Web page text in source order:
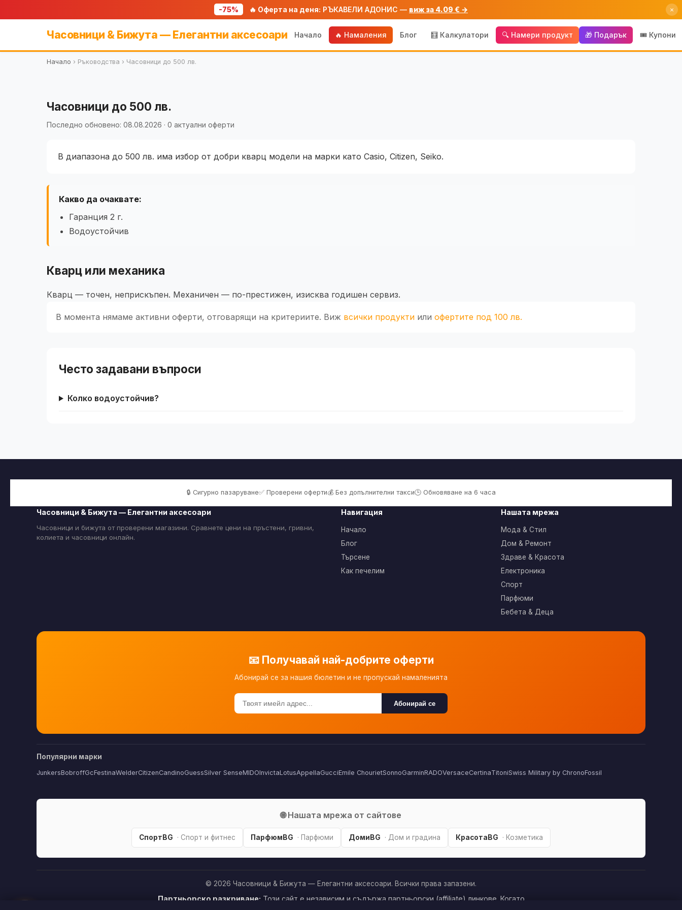
-75% 🔥 Оферта на деня: РЪКАВЕЛИ АДОНИС — виж за 4.09 € → ×
Часовници & Бижута — Елегантни аксесоари Начало 🔥 Намаления Блог 🧮 Калкулатори 🔍 Намери продукт 🎁 Подарък 🎟️ Купони
Начало › Ръководства › Часовници до 500 лв.
Часовници до 500 лв.
Последно обновено: 08.08.2026 · 0 актуални оферти
В диапазона до 500 лв. има избор от добри кварц модели на марки като Casio, Citizen, Seiko.
Какво да очаквате:
Гаранция 2 г.
Водоустойчив
Кварц или механика
Кварц — точен, неприскъпен. Механичен — по-престижен, изисква годишен сервиз.
В момента нямаме активни оферти, отговарящи на критериите. Виж всички продукти или офертите под 100 лв.
Често задавани въпроси
Колко водоустойчив?
🔒 Сигурно пазаруване✅ Проверени оферти💰 Без допълнителни такси🕒 Обновяване на 6 часа
Часовници & Бижута — Елегантни аксесоари
Часовници и бижута от проверени магазини. Сравнете цени на пръстени, гривни,
колиета и часовници онлайн.
Навигация
Начало
Блог
Търсене
Как печелим
Нашата мрежа
Мода & Стил
Дом & Ремонт
Здраве & Красота
Електроника
Спорт
Парфюми
Бебета & Деца
📧 Получавай най-добрите оферти
Абонирай се за нашия бюлетин и не пропускай намаленията
Абонирай се
Популярни марки
JunkersBobroffGcFestinaWelderCitizenCandinoGuessSilver SenseMIDOInvictaLotusAppellaGucciEmile ChourietSonnoGarminRADOVersaceCertinaTitoniSwiss Military by ChronoFossil
🌐 Нашата мрежа от сайтове
СпортBG · Спорт и фитнес ПарфюмBG · Парфюми ДомиBG · Дом и градина КрасотаBG · Козметика
© 2026 Часовници & Бижута — Елегантни аксесоари. Всички права запазени.
Партньорско разкриване: Този сайт е независим и съдържа партньорски (affiliate) линкове. Когато